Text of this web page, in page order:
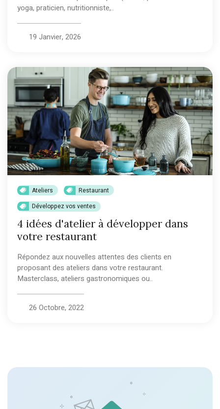
yoga, praticien, nutritionniste,..
19 Janvier, 2026
Ateliers
Restaurant
Développez vos ventes
4 idées d'atelier à développer dans
votre restaurant
Répondez aux nouvelles attentes des clients en
proposant des ateliers dans votre restaurant.
Masterclass, ateliers gastronomiques ou..
26 Octobre, 2022